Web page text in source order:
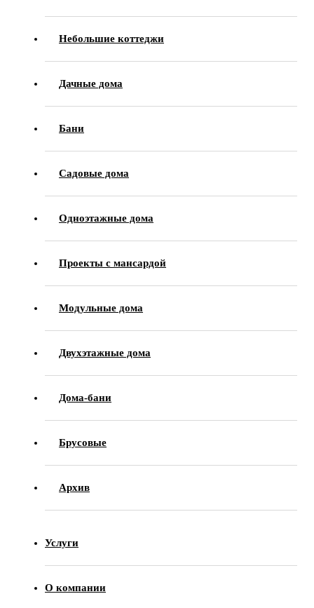
Небольшие коттеджи
Дачные дома
Бани
Садовые дома
Одноэтажные дома
Проекты с мансардой
Модульные дома
Двухэтажные дома
Дома-бани
Брусовые
Архив
Услуги
О компании